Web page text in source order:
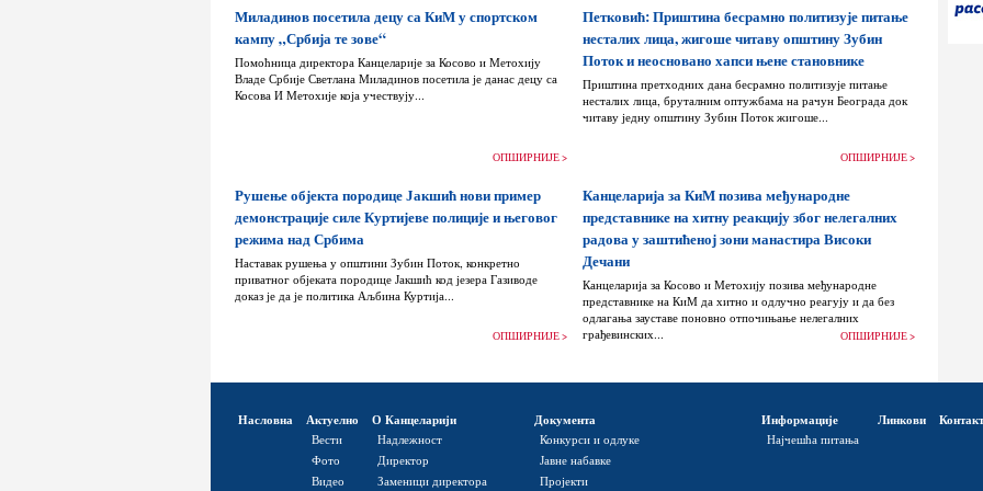
Миладинов посетила децу са КиМ у спортском
кампу „Србија те зове“
Помоћница директора Канцеларије за Косово и Метохију
Владе Србије Светлана Миладинов посетила је данас децу са
Косова И Метохије која учествују...
ОПШИРНИЈЕ >
Петковић: Приштина бесрамно политизује питање
несталих лица, жигоше читаву општину Зубин
Поток и неосновано хапси њене становнике
Приштина претходних дана бесрамно политизује питање
несталих лица, бруталним оптужбама на рачун Београда док
читаву једну општину Зубин Поток жигоше...
ОПШИРНИЈЕ >
Рушење објекта породице Јакшић нови пример
демонстрације силе Куртијеве полиције и његовог
режима над Србима
Наставак рушења у општини Зубин Поток, конкретно
приватног објеката породице Јакшић код језера Газиводе
доказ је да је политика Аљбина Куртија...
ОПШИРНИЈЕ >
Канцеларија за КиМ позива међународне
представнике на хитну реакцију због нелегалних
радова у заштићеној зони манастира Високи
Дечани
Канцеларија за Косово и Метохију позива међународне
представнике на КиМ да хитно и одлучно реагују и да без
одлагања зауставе поновно отпочињање нелегалних
грађевинских...
ОПШИРНИЈЕ >
Насловна Актуелно
Вести
Фото
Видео
О Канцеларији
Надлежност
Директор
Заменици директора
Документа
Конкурси и одлуке
Јавне набавке
Пројекти
Информације
Најчешћа питања
Линкови